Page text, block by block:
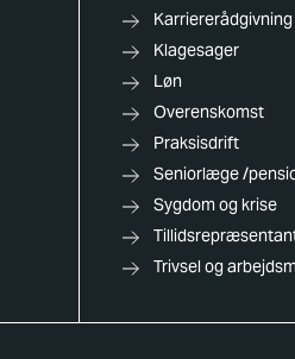
Karriererådgivning
Klagesager
Løn
Overenskomst
Praksisdrift
Seniorlæge /
Sygdom og krise
Trivsel og